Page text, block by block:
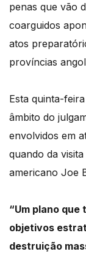
penas que vão
coarguidos
atos
províncias
Esta quinta-
âmbito do
envolvidos em
quando da
americano Joe
“Um plano
objetivos
destruição